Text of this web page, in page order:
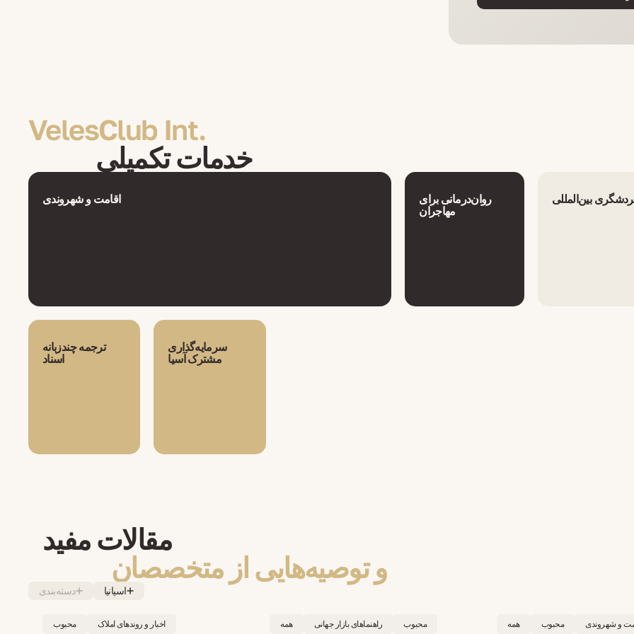
VelesClub Int.
خدمات تکمیلی
اقامت و شهروندی
روان‌درمانی برای
مهاجران
بین‌المللی
ترجمه چندزبانه
اسناد
سرمایه‌گذاری
مشترک آسیا
مقالات مفید
و توصیه‌هایی از متخصصان
دسته‌بندی اسپانیا
محبوب اخبار و روندهای املاک همه راهنماهای بازار جهانی محبوب همه محبوب و شهروندی